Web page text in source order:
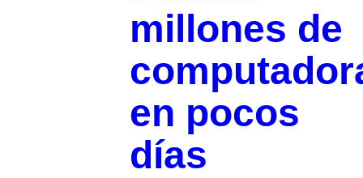
millones de
en pocos
días